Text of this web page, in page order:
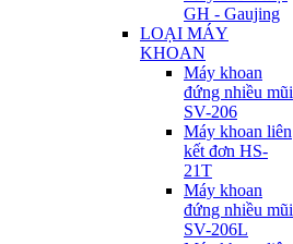
GH - Gaujing
LOẠI MÁY
KHOAN
Máy khoan
đứng nhiều mũi
SV-206
Máy khoan liên
kết đơn HS-
21T
Máy khoan
đứng nhiều mũi
SV-206L